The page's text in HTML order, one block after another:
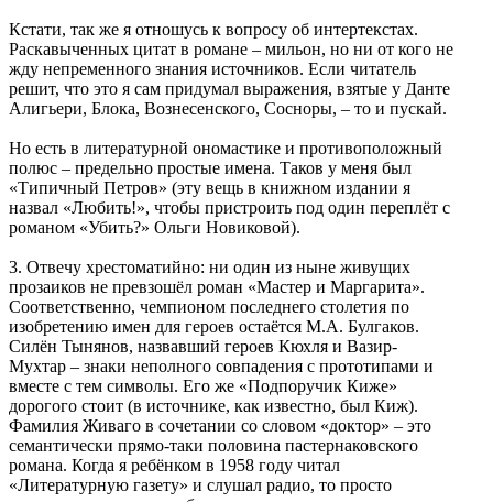
Кстати, так же я отношусь к вопросу об интертекстах.
Раскавыченных цитат в романе – мильон, но ни от кого не
жду непременного знания источников. Если читатель
решит, что это я сам придумал выражения, взятые у Данте
Алигьери, Блока, Вознесенского, Сосноры, – то и пускай.
Но есть в литературной ономастике и противоположный
полюс – предельно простые имена. Таков у меня был
«Типичный Петров» (эту вещь в книжном издании я
назвал «Любить!», чтобы пристроить под один переплёт с
романом «Убить?» Ольги Новиковой).
3. Отвечу хрестоматийно: ни один из ныне живущих
прозаиков не превзошёл роман «Мастер и Маргарита».
Соответственно, чемпионом последнего столетия по
изобретению имен для героев остаётся М.А. Булгаков.
Силён Тынянов, назвавший героев Кюхля и Вазир-
Мухтар – знаки неполного совпадения с прототипами и
вместе с тем символы. Его же «Подпоручик Киже»
дорогого стоит (в источнике, как известно, был Киж).
Фамилия Живаго в сочетании со словом «доктор» – это
семантически прямо-таки половина пастернаковского
романа. Когда я ребёнком в 1958 году читал
«Литературную газету» и слушал радио, то просто